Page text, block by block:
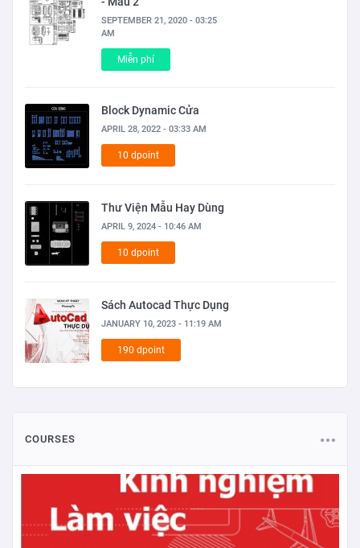
SEPTEMBER 21, 2020 - 03:25
AM
Miễn phí
Block Dynamic Cửa
APRIL 28, 2022 - 03:33 AM
10 dpoint
Thư Viện Mẫu Hay Dùng
APRIL 9, 2024 - 10:46 AM
10 dpoint
Sách Autocad Thực Dụng
JANUARY 10, 2023 - 11:19 AM
190 dpoint
COURSES